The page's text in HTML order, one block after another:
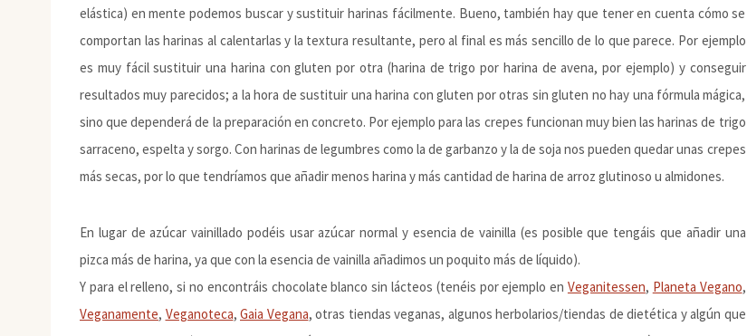
elástica) en mente podemos buscar y sustituir harinas fácilmente. Bueno, también hay que tener en cuenta cómo se
comportan las harinas al calentarlas y la textura resultante, pero al final es más sencillo de lo que parece. Por ejemplo
es muy fácil sustituir una harina con gluten por otra (harina de trigo por harina de avena, por ejemplo) y conseguir
resultados muy parecidos; a la hora de sustituir una harina con gluten por otras sin gluten no hay una fórmula mágica,
sino que dependerá de la preparación en concreto. Por ejemplo para las crepes funcionan muy bien las harinas de trigo
sarraceno, espelta y sorgo. Con harinas de legumbres como la de garbanzo y la de soja nos pueden quedar unas crepes
más secas, por lo que tendríamos que añadir menos harina y más cantidad de harina de arroz glutinoso u almidones.
En lugar de azúcar vainillado podéis usar azúcar normal y esencia de vainilla (es posible que tengáis que añadir una
pizca más de harina, ya que con la esencia de vainilla añadimos un poquito más de líquido).
Y para el relleno, si no encontráis chocolate blanco sin lácteos (tenéis por ejemplo en Veganitessen, Planeta Vegano,
Veganamente, Veganoteca, Gaia Vegana, otras tiendas veganas, algunos herbolarios/tiendas de dietética y algún que